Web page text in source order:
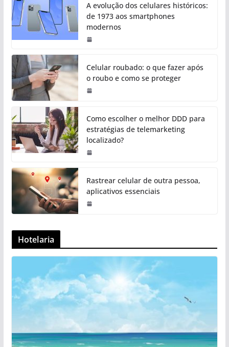
A evolução dos celulares históricos:
de 1973 aos smartphones
modernos
Celular roubado: o que fazer após
o roubo e como se proteger
Como escolher o melhor DDD para
estratégias de telemarketing
localizado?
Rastrear celular de outra pessoa,
aplicativos essenciais
Hotelaria